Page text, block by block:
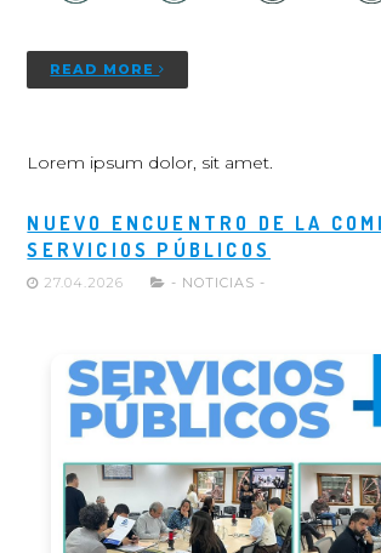
READ MORE
Lorem ipsum dolor, sit amet.
NUEVO ENCUENTRO DE LA
SERVICIOS PÚBLICOS
27.04.2026 - NOTICIAS -